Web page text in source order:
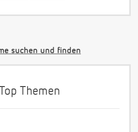
suchen und finden
Top Themen